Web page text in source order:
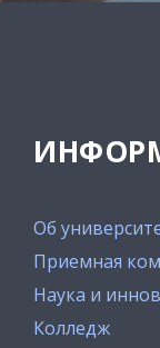
Об
Приемная
Наука и
Колледж